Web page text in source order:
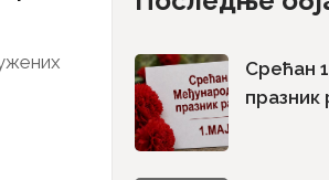
Срећан
празник